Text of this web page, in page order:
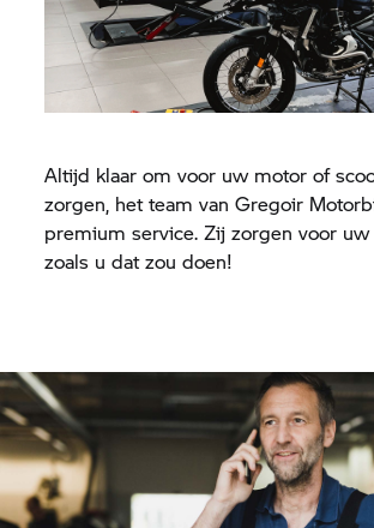
Altijd klaar om voor uw motor of
zorgen, het team van Gregoir
premium service. Zij zorgen voor
zoals u dat zou doen!